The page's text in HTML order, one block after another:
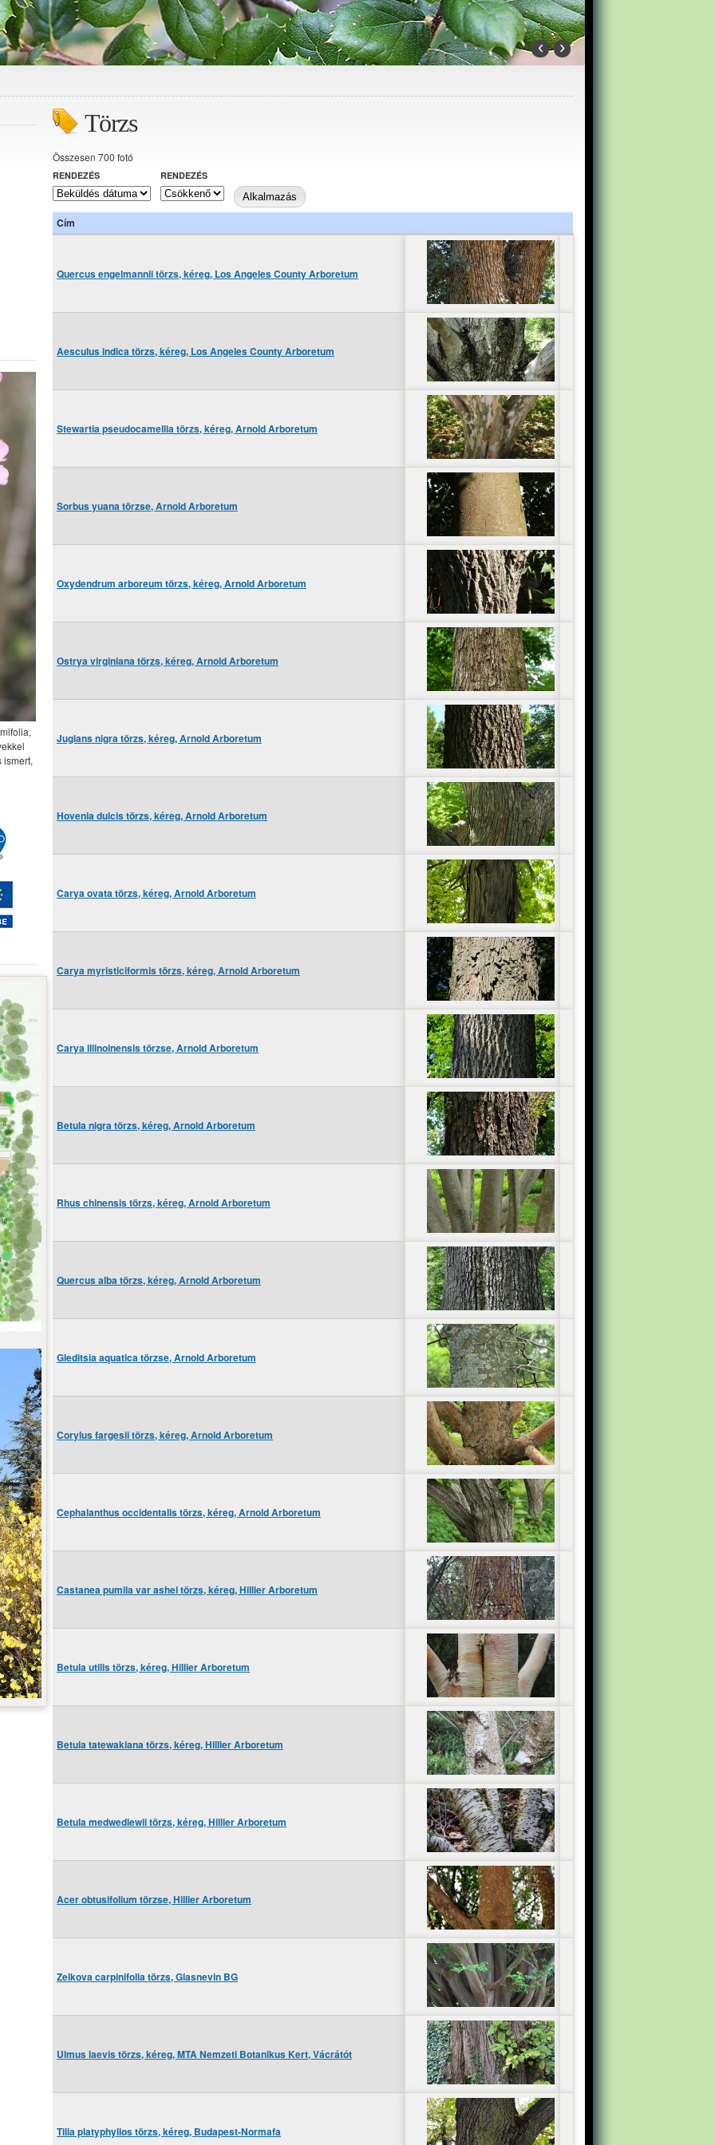
‹ ›
Törzs
Összesen 700 fotó
RENDEZÉS RENDEZÉS
Cím
Quercus engelmannii törzs, kéreg, Los Angeles County Arboretum
Aesculus indica törzs, kéreg, Los Angeles County Arboretum
Stewartia pseudocamellia törzs, kéreg, Arnold Arboretum
Sorbus yuana törzse, Arnold Arboretum
Oxydendrum arboreum törzs, kéreg, Arnold Arboretum
Ostrya virginiana törzs, kéreg, Arnold Arboretum
Juglans nigra törzs, kéreg, Arnold Arboretum
Hovenia dulcis törzs, kéreg, Arnold Arboretum
Carya ovata törzs, kéreg, Arnold Arboretum
Carya myristiciformis törzs, kéreg, Arnold Arboretum
Carya illinoinensis törzse, Arnold Arboretum
Betula nigra törzs, kéreg, Arnold Arboretum
Rhus chinensis törzs, kéreg, Arnold Arboretum
Quercus alba törzs, kéreg, Arnold Arboretum
Gleditsia aquatica törzse, Arnold Arboretum
Corylus fargesii törzs, kéreg, Arnold Arboretum
Cephalanthus occidentalis törzs, kéreg, Arnold Arboretum
Castanea pumila var ashei törzs, kéreg, Hillier Arboretum
Betula utilis törzs, kéreg, Hillier Arboretum
Betula tatewakiana törzs, kéreg, Hillier Arboretum
Betula medwediewii törzs, kéreg, Hillier Arboretum
Acer obtusifolium törzse, Hillier Arboretum
Zelkova carpinifolia törzs, Glasnevin BG
Ulmus laevis törzs, kéreg, MTA Nemzeti Botanikus Kert, Vácrátót
Tilia platyphyllos törzs, kéreg, Budapest-Normafa
ismert,